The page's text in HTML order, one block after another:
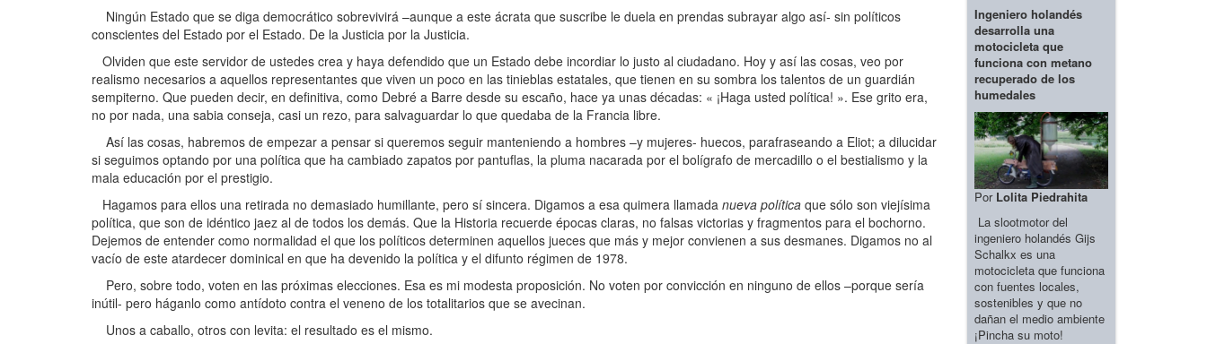
Ningún Estado que se diga democrático sobrevivirá –aunque a este ácrata que suscribe le duela en prendas subrayar algo así- sin políticos
conscientes del Estado por el Estado. De la Justicia por la Justicia.
Olviden que este servidor de ustedes crea y haya defendido que un Estado debe incordiar lo justo al ciudadano. Hoy y así las cosas, veo por
realismo necesarios a aquellos representantes que viven un poco en las tinieblas estatales, que tienen en su sombra los talentos de un guardián
sempiterno. Que pueden decir, en definitiva, como Debré a Barre desde su escaño, hace ya unas décadas: « ¡Haga usted política! ». Ese grito era,
no por nada, una sabia conseja, casi un rezo, para salvaguardar lo que quedaba de la Francia libre.
Así las cosas, habremos de empezar a pensar si queremos seguir manteniendo a hombres –y mujeres- huecos, parafraseando a Eliot; a dilucidar
si seguimos optando por una política que ha cambiado zapatos por pantuflas, la pluma nacarada por el bolígrafo de mercadillo o el bestialismo y la
mala educación por el prestigio.
Hagamos para ellos una retirada no demasiado humillante, pero sí sincera. Digamos a esa quimera llamada nueva política que sólo son viejísima
política, que son de idéntico jaez al de todos los demás. Que la Historia recuerde épocas claras, no falsas victorias y fragmentos para el bochorno.
Dejemos de entender como normalidad el que los políticos determinen aquellos jueces que más y mejor convienen a sus desmanes. Digamos no al
vacío de este atardecer dominical en que ha devenido la política y el difunto régimen de 1978.
Pero, sobre todo, voten en las próximas elecciones. Esa es mi modesta proposición. No voten por convicción en ninguno de ellos –porque sería
inútil- pero háganlo como antídoto contra el veneno de los totalitarios que se avecinan.
Unos a caballo, otros con levita: el resultado es el mismo.
Ingeniero holandés
desarrolla una
motocicleta que
funciona con metano
recuperado de los
humedales
Por Lolita Piedrahita
La slootmotor del
ingeniero holandés Gijs
Schalkx es una
motocicleta que funciona
con fuentes locales,
sostenibles y que no
dañan el medio ambiente
¡Pincha su moto!